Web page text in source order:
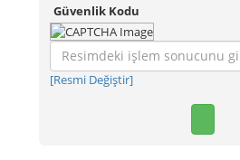
Güvenlik Kodu
[Resmi Değiştir]